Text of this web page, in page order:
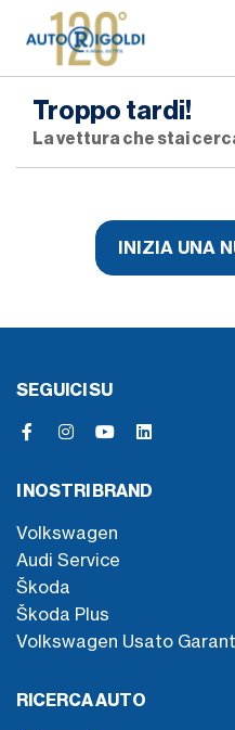
Troppo tardi!
La vettura che stai
INIZIA UNA
SEGUICI SU
I NOSTRI BRAND
Volkswagen
Audi Service
Škoda
Škoda Plus
Volkswagen Usato
RICERCA AUTO